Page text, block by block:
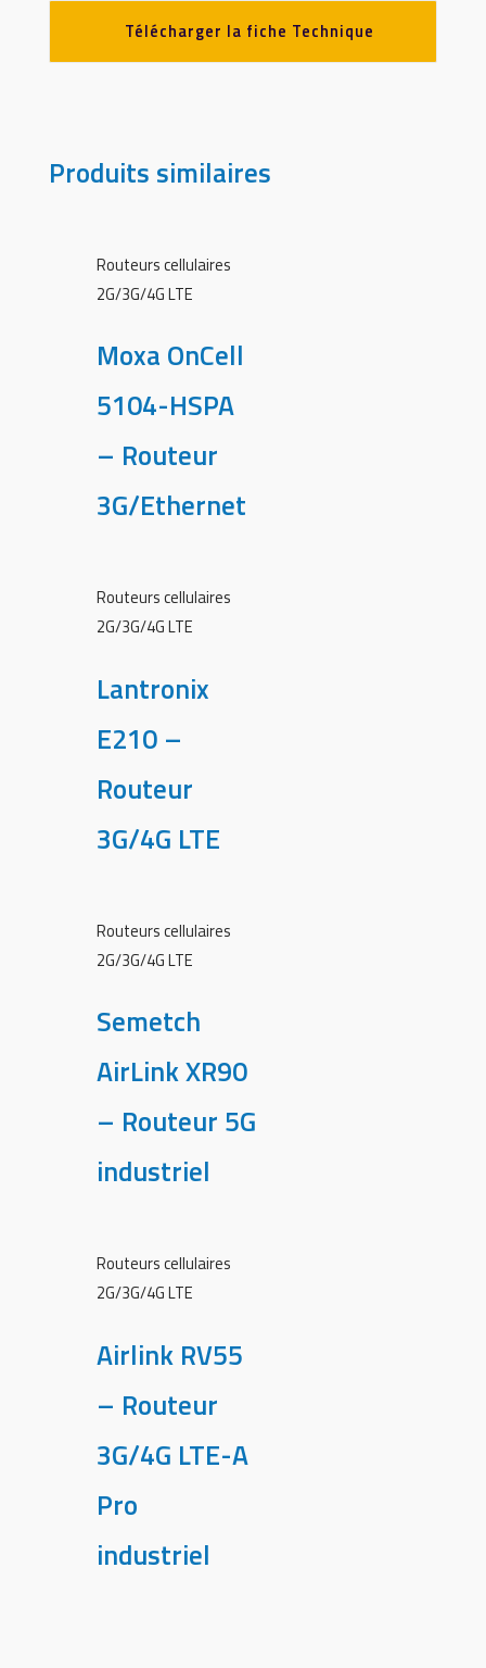
Télécharger la fiche Technique
Produits similaires
Routeurs cellulaires
2G/3G/4G LTE
Moxa OnCell
5104-HSPA
– Routeur
3G/Ethernet
Routeurs cellulaires
2G/3G/4G LTE
Lantronix
E210 –
Routeur
3G/4G LTE
Routeurs cellulaires
2G/3G/4G LTE
Semetch
AirLink XR90
– Routeur 5G
industriel
Routeurs cellulaires
2G/3G/4G LTE
Airlink RV55
– Routeur
3G/4G LTE-A
Pro
industriel